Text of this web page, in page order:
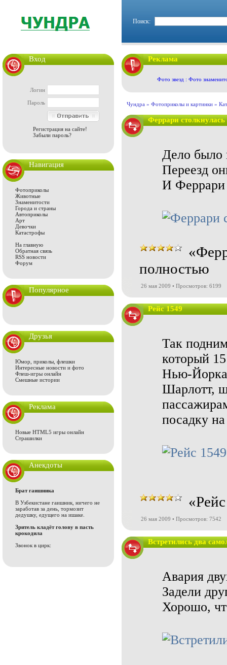
Поиск:
Вход
Логин
Пароль
Регистрация на сайте!
Забыли пароль?
Навигация
Фотоприколы
Животные
Знаменитости
Города и страны
Автоприколы
Арт
Девочки
Катастрофы
На главную
Обратная связь
RSS новости
Форум
Популярное
Друзья
Юмор, приколы, флешки
Интересные новости и фото
Флеш-игры онлайн
Смешные истории
Реклама
Новые HTML5 игры онлайн
Страшилки
Анекдоты
Брат гаишника
В Узбекистане гаишник, ничего не
заработав за день, тормозит
дедушку, едущего на ишаке.
Зритель кладёт голову в пасть
крокодила
Звонок в цирк:
Реклама
Фото звезд : Фото
Чундра » Фотоприколы и картинки »
Феррари столкнулась
Дело было
Переезд
И Феррари
полностью
26 мая 2009 • Просмотров: 6199
Рейс 1549
Так
который
Нью-Йорка
Шарлотт,
посадку
26 мая 2009 • Просмотров: 7542
Встретились два
Авария
Задели
Хорошо,